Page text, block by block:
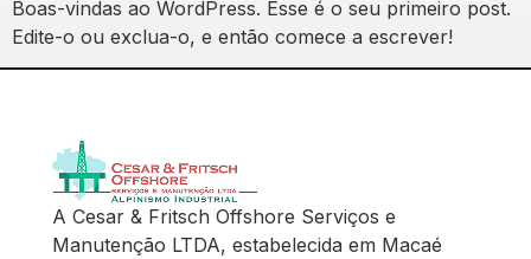
Boas-vindas ao WordPress. Esse é o seu primeiro post.
Edite-o ou exclua-o, e então comece a escrever!
A Cesar & Fritsch Offshore Serviços e
Manutenção LTDA, estabelecida em Macaé